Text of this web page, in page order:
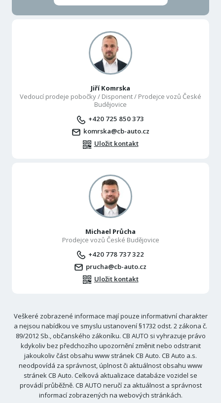
Jiří Komrska
Vedoucí prodeje pobočky / Disponent / Prodejce vozů České
Budějovice
+420 725 850 373
komrska@cb-auto.cz
Uložit kontakt
Michael Průcha
Prodejce vozů České Budějovice
+420 778 737 322
prucha@cb-auto.cz
Uložit kontakt
Veškeré zobrazené informace mají pouze informativní charakter
a nejsou nabídkou ve smyslu ustanovení §1732 odst. 2 zákona č.
89/2012 Sb., občanského zákoníku. CB AUTO si vyhrazuje právo
kdykoliv bez předchozího upozornění změnit nebo odstranit
jakoukoliv část obsahu www stránek CB Auto. CB Auto a.s.
neodpovídá za správnost, úplnost či aktuálnost obsahu www
stránek CB Auto. Celková aktualizace databáze vozidel se
provádí průběžně. CB AUTO neručí za aktuálnost a správnost
informací zobrazených na webových stránkách.